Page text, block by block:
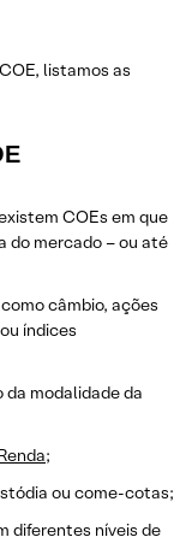
listamos as
COEs em que
do mercado – ou até
câmbio, ações
índices
modalidade da
;
ou come-cotas;
diferentes níveis de